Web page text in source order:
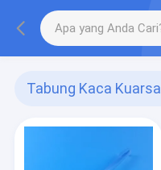
Tabung Kaca Kuarsa